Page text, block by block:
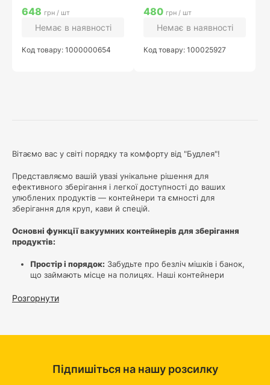
Вітаємо вас у світі порядку та комфорту від "Будлея"!
Представляємо вашій увазі унікальне рішення для
ефективного зберігання і легкої доступності до ваших
улюблених продуктів — контейнери та ємності для
зберігання для круп, кави й спецій.
Основні функції вакуумних контейнерів для зберігання
продуктів:
Простір і порядок: Забудьте про безліч мішків і банок,
що займають місце на полицях. Наші контейнери
кухні. Окремі ємності дозволять вам зберігати різні види
крупу серед нескінченних рядів банок. З нашими
Розгорнути
648 грн / шт
Немає в наявності
Код товару: 1000000654
480 грн / шт
Немає в наявності
Код товару: 100025927
Підпишіться на нашу розсилку